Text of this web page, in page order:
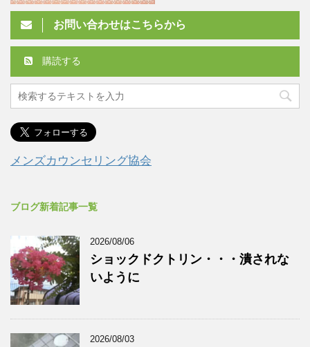
お問い合わせはこちらから
購読する
メンズカウンセリング協会
ブログ新着記事一覧
2026/08/06
ショックドクトリン・・・潰されな
いように
2026/08/03